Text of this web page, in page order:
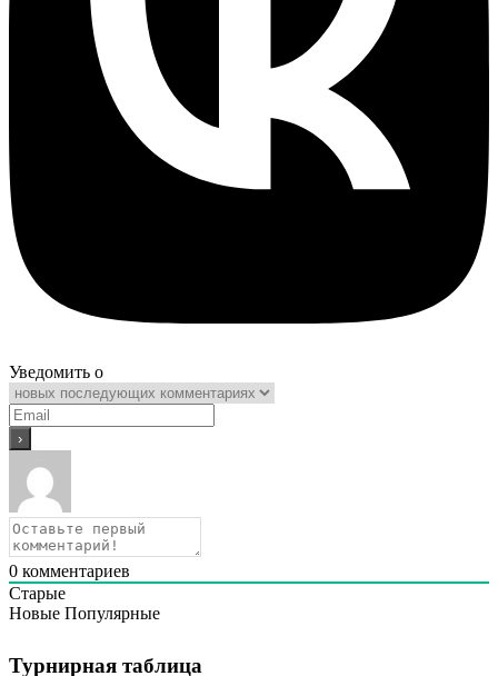
Уведомить о
0 комментариев
Старые
Новые Популярные
Турнирная таблица